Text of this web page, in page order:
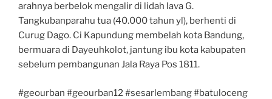
arahnya berbelok mengalir di lidah lava G.
Tangkubanparahu tua (40.000 tahun yl), berhenti di
Curug Dago. Ci Kapundung membelah kota Bandung,
bermuara di Dayeuhkolot, jantung ibu kota kabupaten
sebelum pembangunan Jala Raya Pos 1811.
#geourban #geourban12 #sesarlembang #batuloceng